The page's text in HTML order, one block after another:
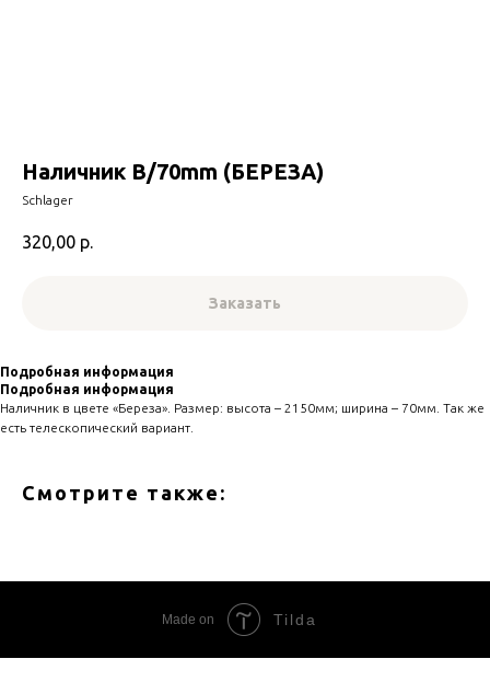
Наличник В/70mm (БЕРЕЗА)
Schlager
320,00 р.
Заказать
Подробная информация
Подробная информация
Наличник в цвете «Береза». Размер: высота – 2150мм; ширина – 70мм. Так же
есть телескопический вариант.
Смотрите также:
Made on Tilda